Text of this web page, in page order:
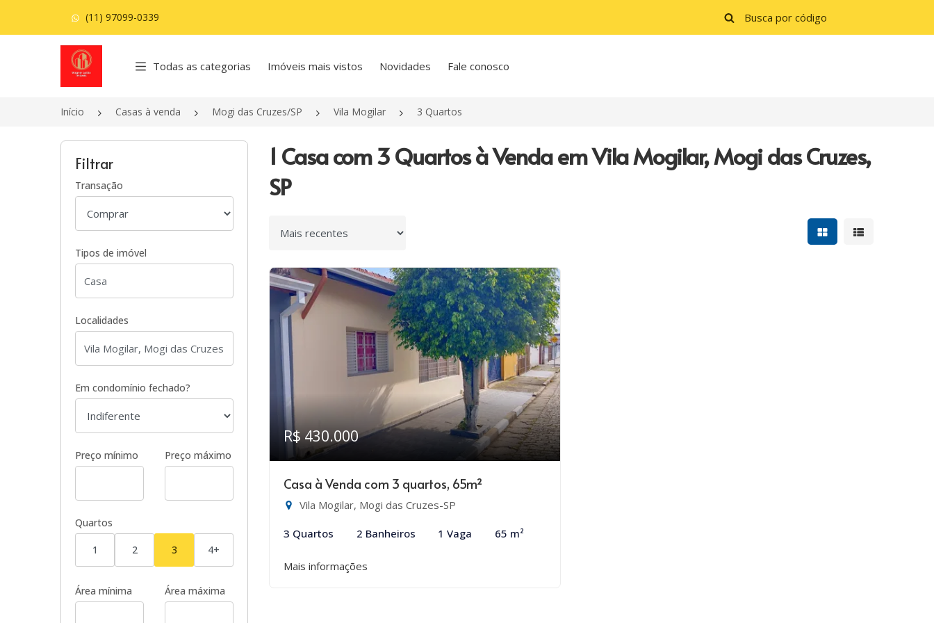
(11) 97099-0339
Página inicial
Todas as categorias Imóveis mais vistos Novidades Fale conosco
Início Casas à venda Mogi das Cruzes/SP Vila Mogilar 3 Quartos
Filtrar
Transação
Tipos de imóvel
Localidades
Em condomínio fechado?
Preço mínimo Preço máximo
Quartos
1 2 3 4+
Área mínima Área máxima
1 Casa com 3 Quartos à Venda em Vila Mogilar, Mogi das Cruzes,
SP
Ordenar por Mostrar resultados
Mostrar
R$ 430.000
Casa à Venda com 3 quartos, 65m²
Vila Mogilar, Mogi das Cruzes-SP
3 Quartos 2 Banheiros 1 Vaga 65 m²
Mais informações